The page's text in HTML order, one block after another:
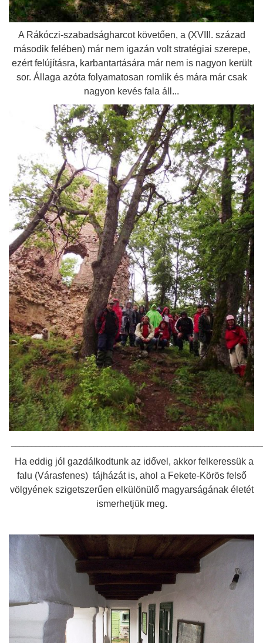
A Rákóczi-szabadságharcot követően, a (XVIII. század
második felében) már nem igazán volt stratégiai szerepe,
ezért felújításra, karbantartására már nem is nagyon került
sor. Állaga azóta folyamatosan romlik és mára már csak
nagyon kevés fala áll...
Ha eddig jól gazdálkodtunk az idővel, akkor felkeressük a
falu (Várasfenes) tájházát is, ahol a Fekete-Körös felső
völgyének szigetszerűen elkülönülő magyarságának életét
ismerhetjük meg.